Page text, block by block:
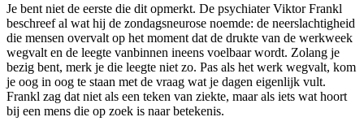
Je bent niet de eerste die dit opmerkt. De psychiater Viktor Frankl
beschreef al wat hij de zondagsneurose noemde: de neerslachtigheid
die mensen overvalt op het moment dat de drukte van de werkweek
wegvalt en de leegte vanbinnen ineens voelbaar wordt. Zolang je
bezig bent, merk je die leegte niet zo. Pas als het werk wegvalt, kom
je oog in oog te staan met de vraag wat je dagen eigenlijk vult.
Frankl zag dat niet als een teken van ziekte, maar als iets wat hoort
bij een mens die op zoek is naar betekenis.